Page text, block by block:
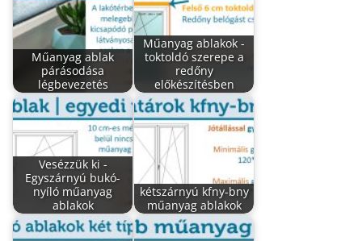
Műanyag ablak
párásodása
légbevezetés
Műanyag ablakok -
toktoldó szerepe a
redőny
előkészítésben
Vesézzük ki -
Egyszárnyú bukó-
nyíló műanyag
ablakok
kétszárnyú kfny-bny
műanyag ablakok